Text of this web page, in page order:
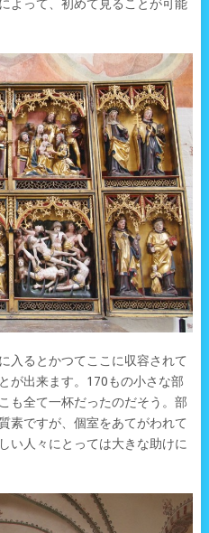
よって、初めて見ることが可能
入るとかつてここに収容されて
が出来ます。170もの小さな部
も全て一杯だったのだそう。部
素ですが、個室をあてがわれて
い人々にとっては大きな助けに